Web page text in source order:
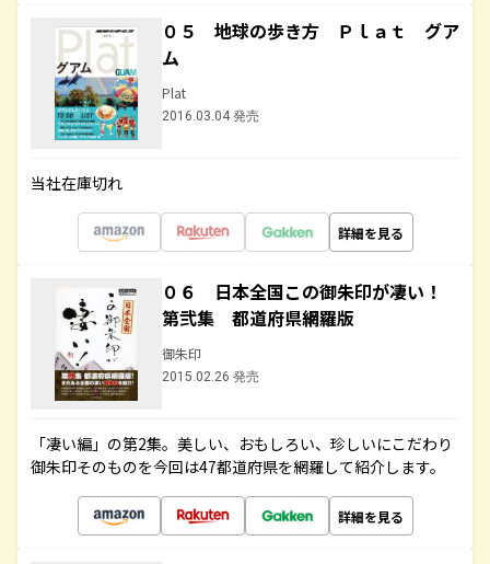
０５ 地球の歩き方 Ｐｌａｔ グア
ム
Plat
2016.03.04 発売
当社在庫切れ
詳細を見る
０６ 日本全国この御朱印が凄い！
第弐集 都道府県網羅版
御朱印
2015.02.26 発売
「凄い編」の第2集。美しい、おもしろい、珍しいにこだわり
御朱印そのものを今回は47都道府県を網羅して紹介します。
詳細を見る